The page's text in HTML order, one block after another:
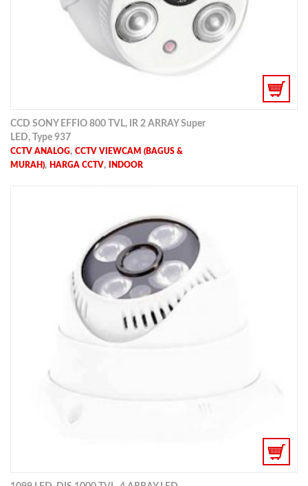
CCD SONY EFFIO 800 TVL, IR 2 ARRAY Super
LED, Type 937
CCTV ANALOG, CCTV VIEWCAM (BAGUS &
MURAH), HARGA CCTV, INDOOR